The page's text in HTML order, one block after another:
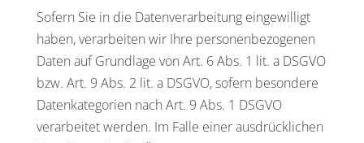
Sofern Sie in die Datenverarbeitung eingewilligt
haben, verarbeiten wir Ihre personenbezogenen
Daten auf Grundlage von Art. 6 Abs. 1 lit. a DSGVO
bzw. Art. 9 Abs. 2 lit. a DSGVO, sofern besondere
Datenkategorien nach Art. 9 Abs. 1 DSGVO
verarbeitet werden. Im Falle einer ausdrücklichen